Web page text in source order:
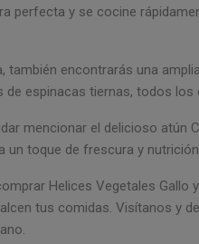
perfecta y se cocine
también encontrarás una
de espinacas tiernas, todos
mencionar el delicioso atún
un toque de frescura y
Helices Vegetales
tus comidas. Visítanos y